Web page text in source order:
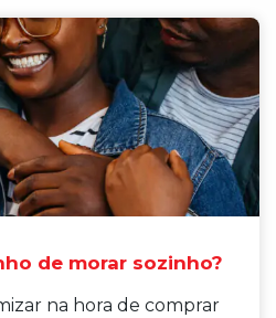
de morar sozinho?
na hora de comprar